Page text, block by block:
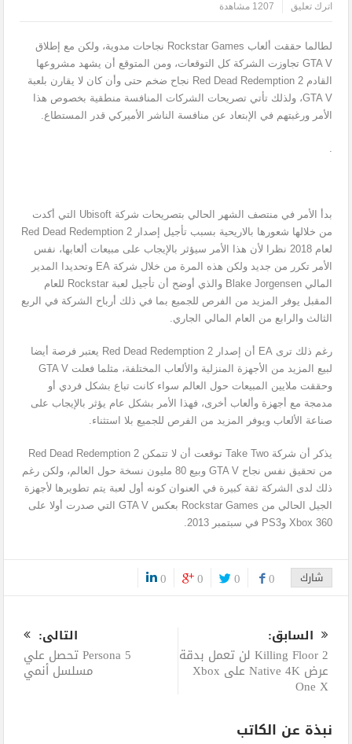
اترك تعليق
1207 مشاهدة
لطالما حققت ألعاب Rockstar Games نجاحات مدوية، ولكن مع إطلاق
GTA V تجاوزت الشركة كل التوقعات، ومن المتوقع أن يشهد مشروعها
القادم Red Dead Redemption 2 نجاح ضخم حتى وأن كان لا يقارن بلعبة
GTA V، ولذلك تأتي تصريحات الشركات المنافسة منطقية بخصوص هذا
الأمر ورغبتهم في الإبتعاد عن منافسة الناشر الأميركي قدر المستطاع.
.
بدأ الأمر في منتصف الشهر الحالي بتصريحات شركة Ubisoft التي أكدت
من خلالها شعورها بالاريحية بسبب تأجيل إصدار Red Dead Redemption 2
لعام 2018 نظرا لأن هذا الأمر سيؤثر بالإيجاب على مبيعات ألعابها، نفس
الأمر تكرر من جديد ولكن هذه المرة من خلال شركة EA وتحديدا المدير
المالي Blake Jorgensen والذي أوضح أن تأجيل لعبة Rockstar للعام
المقبل يوفر المزيد من الفرص للجميع بما في ذلك أرباح الشركة في الربع
الثالث والرابع من العام المالي الجاري.
رغم ذلك ترى EA أن إصدار Red Dead Redemption 2 يعتبر فرصة أيضا
لبيع المزيد من الأجهزة المنزلية والألعاب المختلفة، مثلما فعلت GTA V
وحققت ملايين المبيعات حول العالم سواء كانت تباع بشكل فردي أو
مدمجة مع أجهزة وألعاب أخرى، فهذا الأمر بشكل عام يؤثر بالإيجاب على
صناعة الألعاب ويوفر المزيد من الفرص للجميع بلا استثناء.
يذكر أن شركة Take Two توقعت أن لا تتمكن Red Dead Redemption 2
من تحقيق نفس نجاح GTA V وبيع 80 مليون نسخة حول العالم، ولكن رغم
ذلك لدى الشركة ثقة كبيرة في العنوان كونه أول لعبة يتم تطويرها لأجهزة
الجيل الحالي من Rockstar Games بعكس GTA V التي صدرت أولا على
Xbox 360 وPS3 في سبتمبر 2013.
شارك 0
0
0
0
السابق:
Killing Floor 2 لن تعمل بدقة
عرض Native 4K على Xbox
One X
التالى:
Persona 5 تحصل علي
مسلسل أنمي
نبذة عن الكاتب